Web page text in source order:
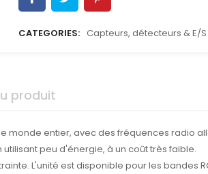
CATEGORIES: Capteurs, détecteurs & E/S
produit
entier, avec des fréquences radio
peu d'énergie, à un coût très faible.
L'unité est disponible pour les bandes